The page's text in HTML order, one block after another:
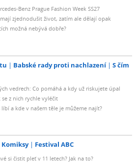
Benz Prague Fashion Week SS27
zjednodušit život, zatím ale dělají opak
možná nebývá dobře?
Babské rady proti nachlazení
S čím
vedrech: Co pomáhá a kdy už riskujete úpal
se z nich rychle vyléčit
a kde v našem těle je můžeme najít?
Komiksy Festival ABC
si čistit pleť v 11 letech? Jak na to?